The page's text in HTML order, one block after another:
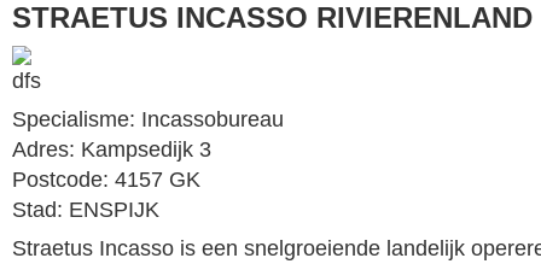
STRAETUS INCASSO RIVIERENLAND
Specialisme: Incassobureau
Adres: Kampsedijk 3
Postcode: 4157 GK
Stad: ENSPIJK
Straetus Incasso is een snelgroeiende landelijk